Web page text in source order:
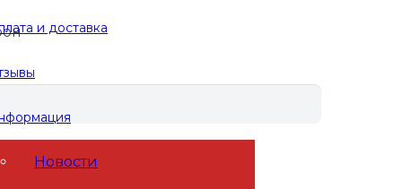
и доставка
Новости
5DU из нержавеющей стали (100 кВт,